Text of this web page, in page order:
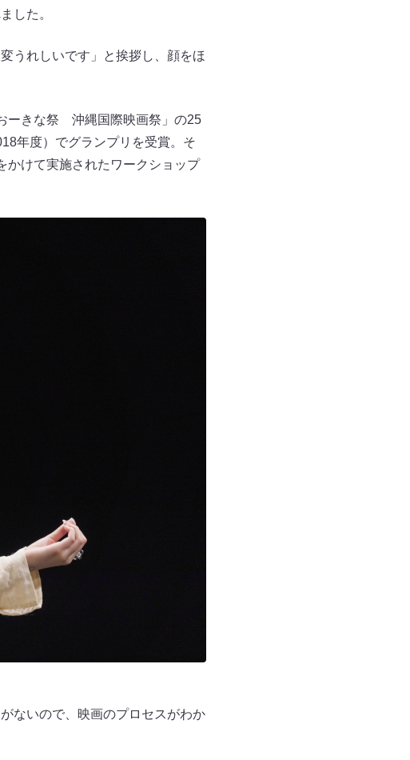
した。
うれしいです」と挨拶し、顔をほ
ーきな祭 沖縄国際映画祭」の25
年度）でグランプリを受賞。そ
かけて実施されたワークショップ
ないので、映画のプロセスがわか